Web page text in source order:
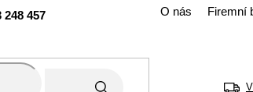
248 457 O nás Firemní